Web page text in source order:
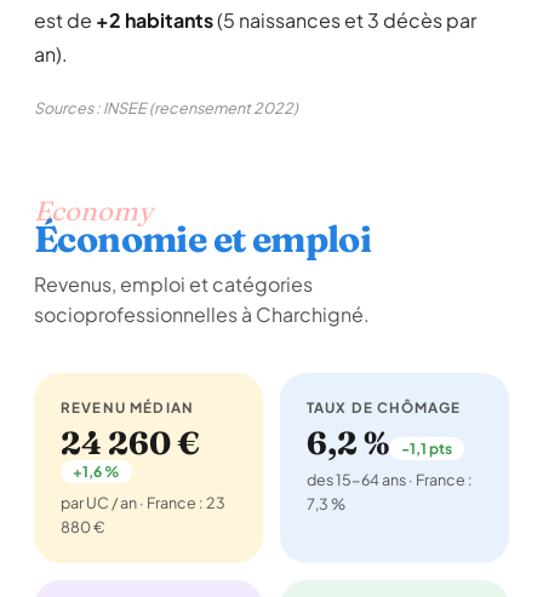
est de +2 habitants(5 naissances et 3 décès par
an).
Sources : INSEE (recensement 2022)
Economy
Économie et emploi
Revenus, emploi et catégories
socioprofessionnelles à Charchigné.
REVENU MÉDIAN
24 260 €
+1,6 %
par UC / an · France : 23
880 €
TAUX DE CHÔMAGE
6,2 % -1,1 pts
des 15-64 ans · France :
7,3 %